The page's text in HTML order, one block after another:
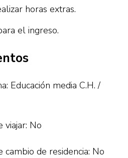
horas extras.
el ingreso.
Educación media C.H. /
viajar: No
cambio de residencia: No